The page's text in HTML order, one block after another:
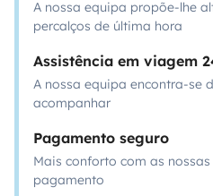
A nossa equipa propõe-lhe
percalços de última hora
Assistência em viagem
A nossa equipa encontra-se
acompanhar
Pagamento seguro
Mais conforto com as
pagamento